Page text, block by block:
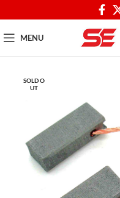
MENU
SOLD O
UT